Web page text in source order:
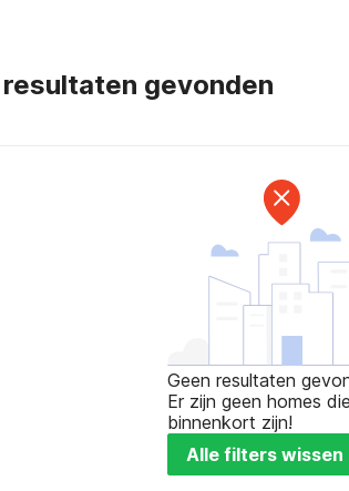
resultaten gevonden
Geen resultaten
Er zijn geen homes
binnenkort zijn!
Alle filters wissen